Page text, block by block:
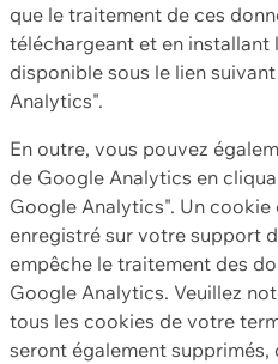
que le traitement de ces
téléchargeant et en installant
disponible sous le lien
Analytics".
En outre, vous pouvez
de Google Analytics en
Google Analytics". Un
enregistré sur votre support
empêche le traitement des
Google Analytics. Veuillez
tous les cookies de votre
seront également